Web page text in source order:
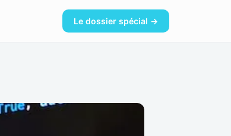
Le dossier spécial →